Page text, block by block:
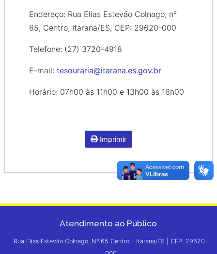
Endereço: Rua Elias Estevão Colnago, n°
65, Centro, Itarana/ES, CEP: 29620-000
Telefone: (27) 3720-4918
E-mail: tesouraria@itarana.es.gov.br
Horário: 07h00 às 11h00 e 13h00 às 16h00
Imprimir
Atendimento ao Público
Rua Elias Estevão Colnago, Nº 65 Centro - Itarana/ES | CEP: 29620-